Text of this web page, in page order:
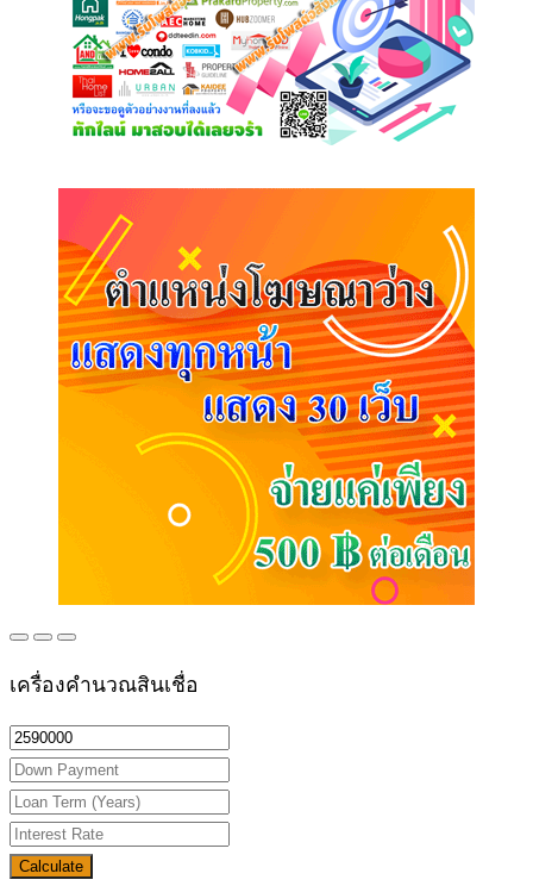
เครื่องคำนวณสินเชื่อ
Calculate